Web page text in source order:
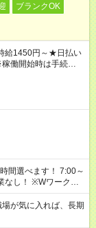
ブランクOK
給1450円～★日払い
働開始時は手続き完
ークの
業はご案内できませ
会保険への加入対象
則禁止）により、
があります
が気に入れば、長期